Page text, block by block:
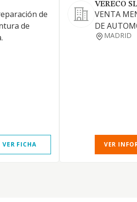
de
de
VER FICHA
VERECO SL
VENTA
DE
MADRID
VER